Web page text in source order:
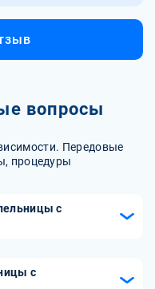
вопросы
Передовые
процедуры
с
удушья, а
с